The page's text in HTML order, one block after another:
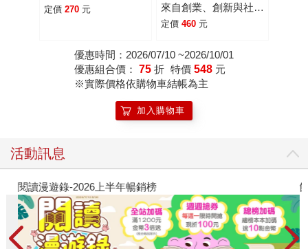
定價 270 元
來自創業、創新與社會
行動者的20則行動觀
定價 460 元
優惠時間：2026/07/10 ~2026/10/01
優惠組合價： 75 折 特價 548 元
※實際價格依購物車結帳為主
加入購物車
活動訊息
閱讀漫遊錄-2026上半年暢銷榜